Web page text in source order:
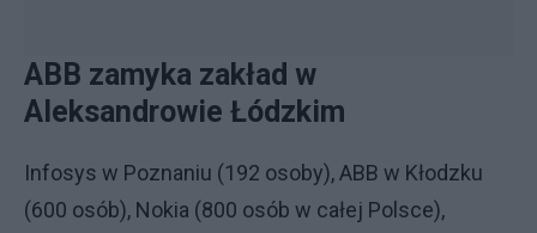
ABB zamyka zakład w
Aleksandrowie Łódzkim
Infosys w Poznaniu (192 osoby), ABB w Kłodzku
(600 osób), Nokia (800 osób w całej Polsce),